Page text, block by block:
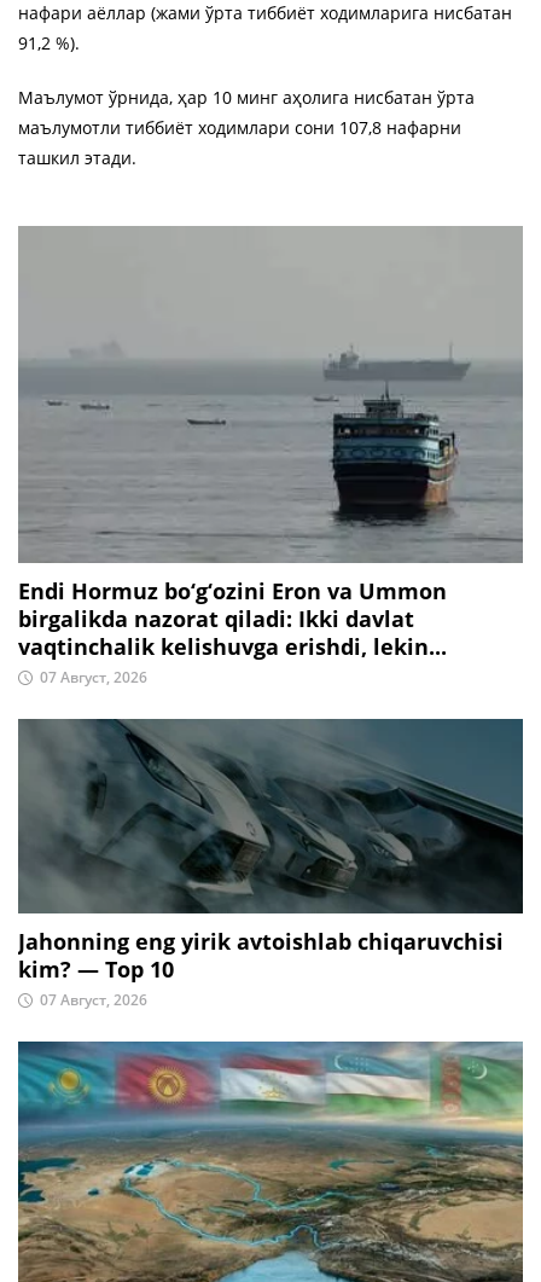
нафари аёллар (жами ўрта тиббиёт ходимларига нисбатан
91,2 %).
Маълумот ўрнида, ҳар 10 минг аҳолига нисбатан ўрта
маълумотли тиббиёт ходимлари сони 107,8 нафарни
ташкил этади.
Endi Hormuz bo‘g‘ozini Eron va Ummon
birgalikda nazorat qiladi: Ikki davlat
vaqtinchalik kelishuvga erishdi, lekin...
07 Август, 2026
Jahonning eng yirik avtoishlab chiqaruvchisi
kim? — Top 10
07 Август, 2026